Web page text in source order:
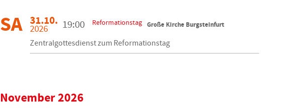
SA 31.10.
2026 19:00 Reformationstag Große Kirche Burgsteinfurt
Zentralgottesdienst zum Reformationstag
November 2026